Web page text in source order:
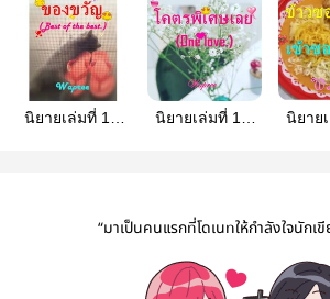
นิยายเล่มที่ 16:
นิยายเล่มที่ 15:
นิยาย
“มาเป็นคนแรกที่โดเนทให้กำลังใจนักเ